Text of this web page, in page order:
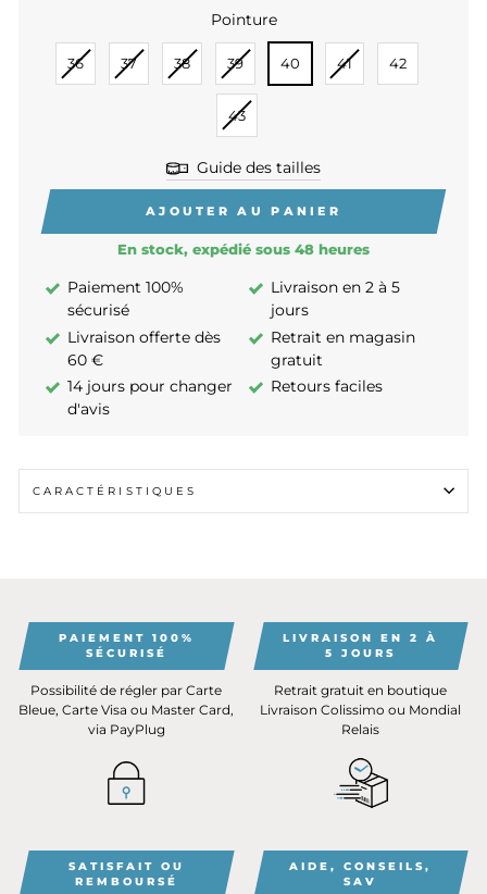
Pointure
36 37 38 39 40 41 42
43
Guide des tailles
AJOUTER AU PANIER
En stock, expédié sous 48 heures
Paiement 100%
sécurisé
Livraison en 2 à 5
jours
Livraison offerte dès
60 €
Retrait en magasin
gratuit
14 jours pour changer
d'avis
Retours faciles
CARACTÉRISTIQUES
PAIEMENT 100%
SÉCURISÉ
Possibilité de régler par Carte
Bleue, Carte Visa ou Master Card,
via PayPlug
LIVRAISON EN 2 À
5 JOURS
Retrait gratuit en boutique
Livraison Colissimo ou Mondial
Relais
SATISFAIT OU
REMBOURSÉ
AIDE, CONSEILS,
SAV